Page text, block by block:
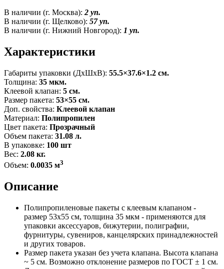
В наличии (г. Москва): 2 уп.
В наличии (г. Щелково): 57 уп.
В наличии (г. Нижний Новгород): 1 уп.
Характеристики
Габариты упаковки (ДxШxВ): 55.5×37.6×1.2 см.
Толщина: 35 мкм.
Клеевой клапан: 5 см.
Размер пакета: 53×55 см.
Доп. свойства: Клеевой клапан
Материал: Полипропилен
Цвет пакета: Прозрачный
Объем пакета: 31.08 л.
В упаковке: 100 шт
Вес: 2.08 кг.
Объем: 0.0035 м3
Описание
Полипропиленовые пакеты с клеевым клапаном -
размер 53x55 см, толщина 35 мкм - применяются для
упаковки аксессуаров, бижутерии, полиграфии,
фурнитуры, сувениров, канцелярских принадлежностей
и других товаров.
Размер пакета указан без учета клапана. Высота клапана
~ 5 см. Возможно отклонение размеров по ГОСТ ± 1 см.